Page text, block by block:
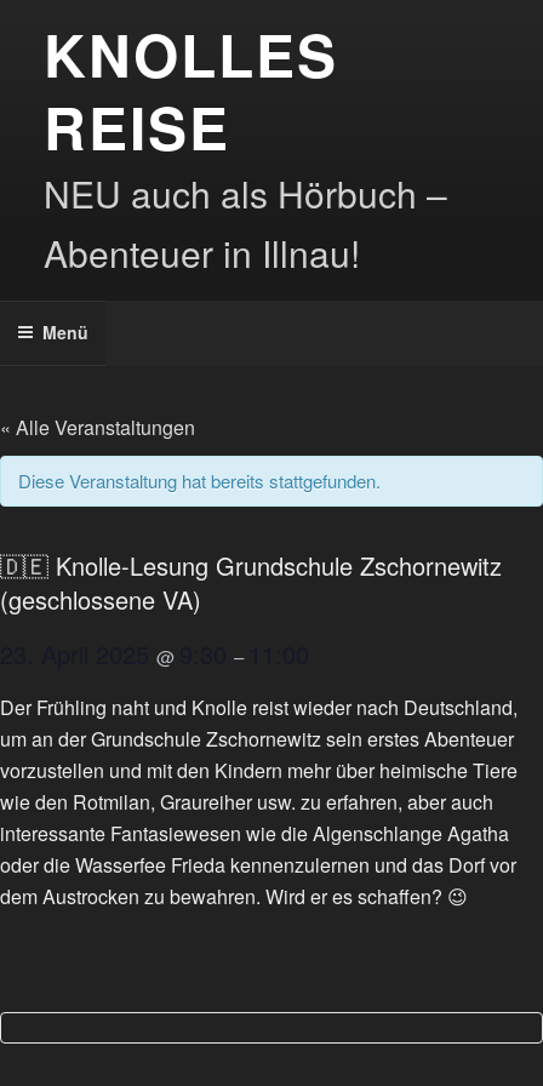
springenKNOLLES
REISE
NEU auch als Hörbuch –
Abenteuer in Illnau!
Menü
« Alle Veranstaltungen
Diese Veranstaltung hat bereits stattgefunden.
🇩🇪 Knolle-Lesung Grundschule Zschornewitz
(geschlossene VA)
@ –
Der Frühling naht und Knolle reist wieder nach Deutschland,
um an der Grundschule Zschornewitz sein erstes Abenteuer
vorzustellen und mit den Kindern mehr über heimische Tiere
wie den Rotmilan, Graureiher usw. zu erfahren, aber auch
interessante Fantasiewesen wie die Algenschlange Agatha
oder die Wasserfee Frieda kennenzulernen und das Dorf vor
dem Austrocken zu bewahren. Wird er es schaffen? 😉